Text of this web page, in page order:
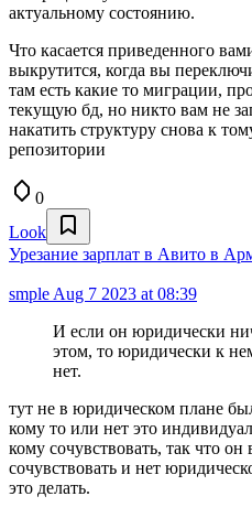
актуальному состоянию.
Что касается приведенного
выкрутится, когда вы
там есть какие то миграции,
текущую бд, но никто вам не
накатить структуру снова к
репозитории
0
Look
Урезание зарплат в Авито в
smple Aug 7 2023 at 08:39
И если он юридически
этом, то юридически к
нет.
тут не в юридическом плане
кому то или нет это
кому сочувствовать, так что
сочувствовать и нет
это делать.